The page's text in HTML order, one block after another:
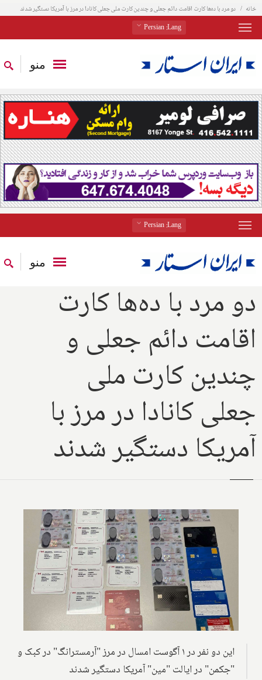
خانه دو مرد با ده‌ها کارت اقامت دائم جعلی و چندین کارت ملی جعلی کانادا در مرز با آمریکا دستگیر شدند
Lang
: Persian
منو
Lang
: Persian
منو
دو مرد با ده‌ها کارت
اقامت دائم جعلی و
چندین کارت ملی
جعلی کانادا در مرز با
آمریکا دستگیر شدند
این دو نفر در ۱ آگوست امسال در مرز "آرمسترانگ" در کبک و
"جکمن" در ایالت "مین" آمریکا دستگیر شدند